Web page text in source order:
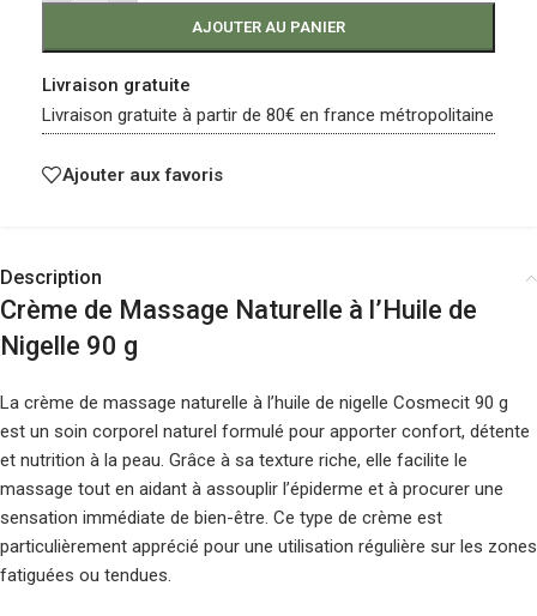
AJOUTER AU PANIER
Livraison gratuite
Livraison gratuite à partir de 80€ en france métropolitaine
Ajouter aux favoris
Description
Crème de Massage Naturelle à l’Huile de
Nigelle 90 g
La crème de massage naturelle à l’huile de nigelle Cosmecit 90 g
est un soin corporel naturel formulé pour apporter confort, détente
et nutrition à la peau. Grâce à sa texture riche, elle facilite le
massage tout en aidant à assouplir l’épiderme et à procurer une
sensation immédiate de bien-être. Ce type de crème est
particulièrement apprécié pour une utilisation régulière sur les zones
fatiguées ou tendues.